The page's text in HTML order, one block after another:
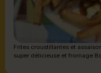
Frites croustillantes et
super délicieuse et fromage